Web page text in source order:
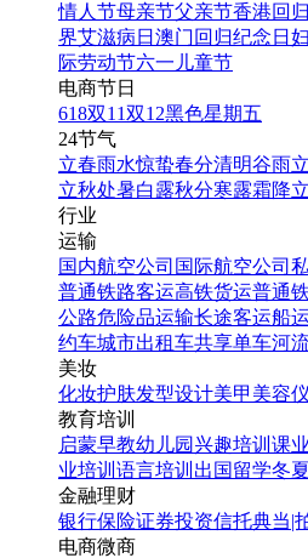
情人节母亲节父亲节香港回
界艾滋病日 澳门回归纪念日
际劳动节六一儿童节
电商节日
618双11双12黑色星期五
24节气
立春雨水惊蛰春分清明谷雨
立秋处暑白露秋分寒露霜降
行业
运输
国内航空公司 国际航空公司
普通铁路客运高铁货运普通
公路危险品运输长途客运船运
约车城市出租车共享单车河
美妆
化妆护肤发型设计美甲 美容仪
教育培训
启蒙早教幼儿园 兴趣培训 课
业培训 语言培训 出国留学冬
金融理财
银行保险证券投资信托典当|
电商微商